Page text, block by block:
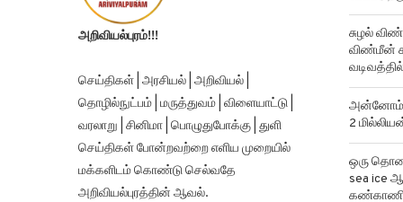
செய்திகள் | அரசியல் | அறிவியல் |
தொழில்நுட்பம் | மருத்துவம் | விளையாட்டு |
வரலாறு | சினிமா | பொழுதுபோக்கு | துளி
செய்திகள் போன்றவற்றை எளிய முறையில்
மக்களிடம் கொண்டு செல்வதே
சுழல்
விண்மீன்
அன்னோம்
ஒரு
sea ice